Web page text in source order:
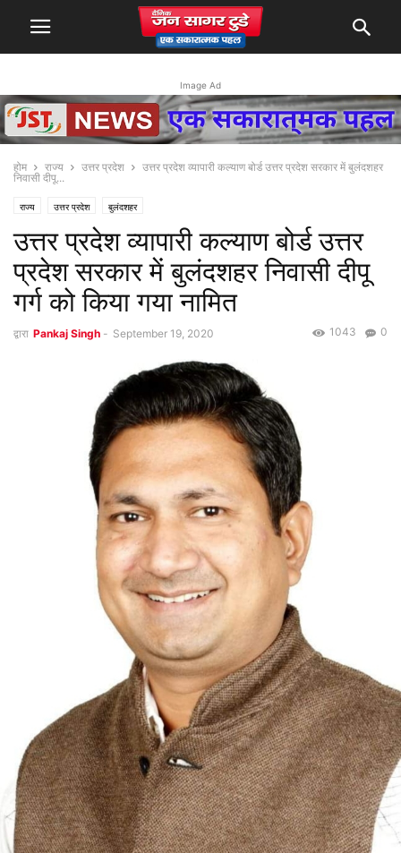
Image Ad
होम राज्य उत्तर प्रदेश
उत्तर प्रदेश व्यापारी कल्याण बोर्ड उत्तर प्रदेश सरकार में बुलंदशहर
निवासी दीपू...
राज्य उत्तर प्रदेश बुलंदशहर
उत्तर प्रदेश व्यापारी कल्याण बोर्ड उत्तर
प्रदेश सरकार में बुलंदशहर निवासी दीपू
गर्ग को किया गया नामित
द्वारा Pankaj Singh - September 19, 2020 0
1043